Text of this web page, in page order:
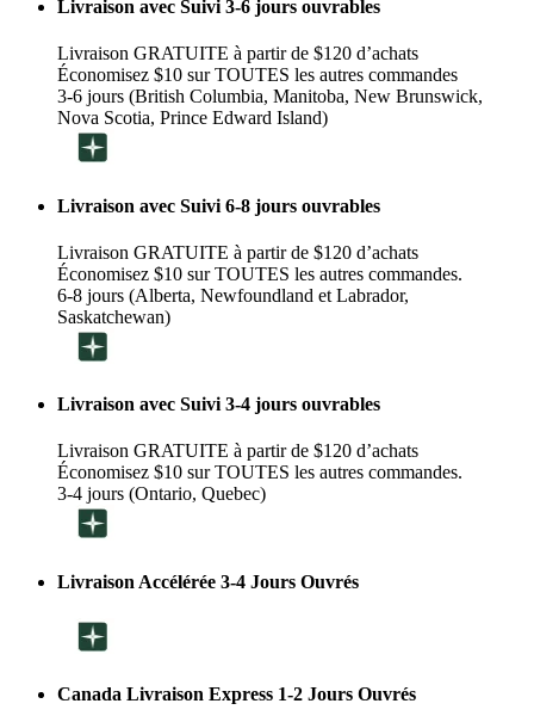
Livraison avec Suivi 3-6 jours ouvrables
Livraison GRATUITE à partir de $120 d’achats
Économisez $10 sur TOUTES les autres commandes
3-6 jours (British Columbia, Manitoba, New Brunswick,
Nova Scotia, Prince Edward Island)
Livraison avec Suivi 6-8 jours ouvrables
Livraison GRATUITE à partir de $120 d’achats
Économisez $10 sur TOUTES les autres commandes.
6-8 jours (Alberta, Newfoundland et Labrador,
Saskatchewan)
Livraison avec Suivi 3-4 jours ouvrables
Livraison GRATUITE à partir de $120 d’achats
Économisez $10 sur TOUTES les autres commandes.
3-4 jours (Ontario, Quebec)
Livraison Accélérée 3-4 Jours Ouvrés
Canada Livraison Express 1-2 Jours Ouvrés